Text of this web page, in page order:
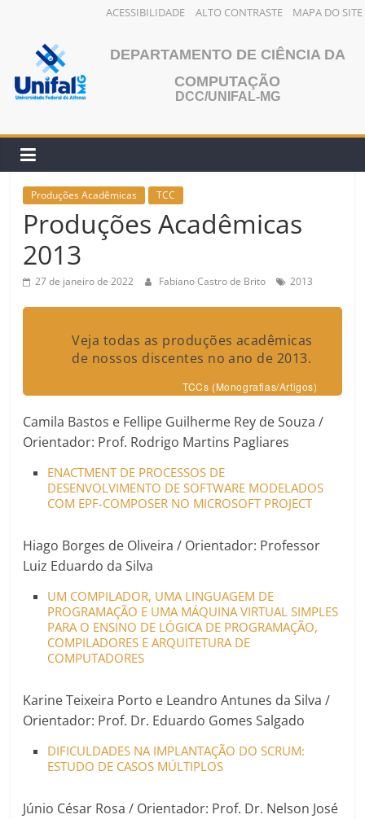
ACESSIBILIDADE ALTO CONTRASTE MAPA DO SITE
conteúdo
DEPARTAMENTO DE CIÊNCIA DA
COMPUTAÇÃO
DCC/UNIFAL-MG
Produções Acadêmicas TCC
Produções Acadêmicas
2013
27 de janeiro de 2022 Fabiano Castro de Brito 2013
Veja todas as produções acadêmicas
de nossos discentes no ano de 2013.
TCCs (Monografias/Artigos)
Camila Bastos e Fellipe Guilherme Rey de Souza /
Orientador: Prof. Rodrigo Martins Pagliares
ENACTMENT DE PROCESSOS DE
DESENVOLVIMENTO DE SOFTWARE MODELADOS
COM EPF-COMPOSER NO MICROSOFT PROJECT
Hiago Borges de Oliveira / Orientador: Professor
Luiz Eduardo da Silva
UM COMPILADOR, UMA LINGUAGEM DE
PROGRAMAÇÃO E UMA MÁQUINA VIRTUAL SIMPLES
PARA O ENSINO DE LÓGICA DE PROGRAMAÇÃO,
COMPILADORES E ARQUITETURA DE
COMPUTADORES
Karine Teixeira Porto e Leandro Antunes da Silva /
Orientador: Prof. Dr. Eduardo Gomes Salgado
DIFICULDADES NA IMPLANTAÇÃO DO SCRUM:
ESTUDO DE CASOS MÚLTIPLOS
Júnio César Rosa / Orientador: Prof. Dr. Nelson José